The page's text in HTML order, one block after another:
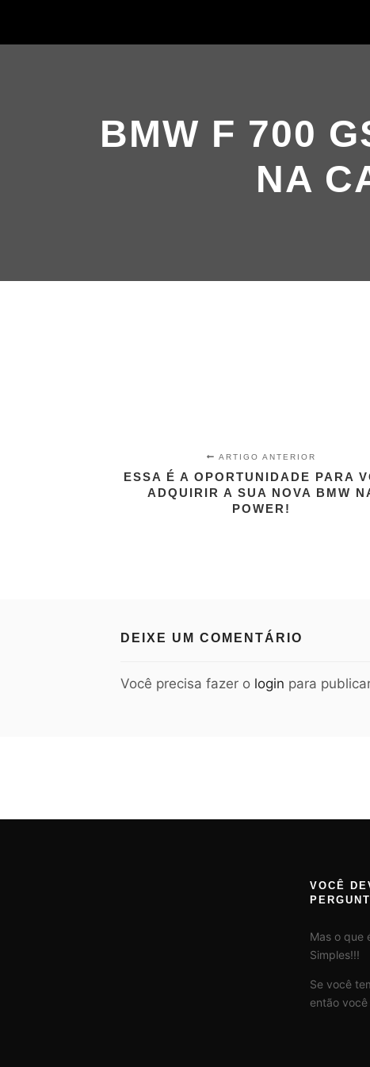
BMW F 700
NA
ARTIGO ANTERIOR
ESSA É A OPORTUNIDADE PARA
ADQUIRIR A SUA NOVA BMW
POWER!
DEIXE UM COMENTÁRIO
Você precisa fazer o login para
VOCÊ
Mas o que
Simples!!!
Se você
então